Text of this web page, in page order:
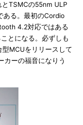
TSMCの55nm ULP
ある。最初のCordio
4.2対応ではある
とになる。必ずしも
MCUをリリースして
カーの福音になりう